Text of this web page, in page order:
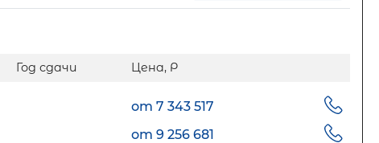
Год сдачи Цена, Р
от 7 343 517
от 9 256 681